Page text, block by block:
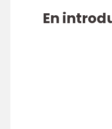
En